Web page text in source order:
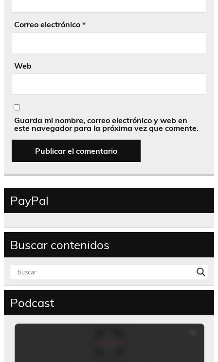
Correo electrónico *
Web
Guarda mi nombre, correo electrónico y web en
este navegador para la próxima vez que comente.
PayPal
Buscar contenidos
Podcast